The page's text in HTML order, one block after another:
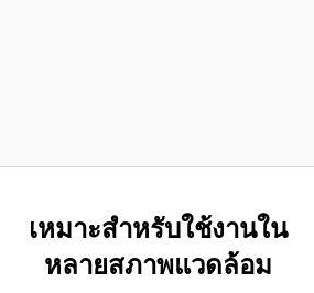
เหมาะสำหรับใช้งานใน
หลายสภาพแวดล้อม